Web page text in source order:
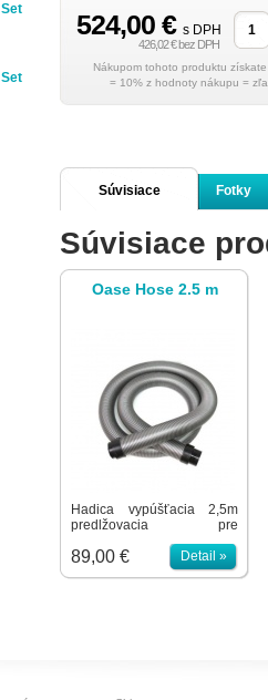
524,00 € s DPH
426,02 € bez DPH
= 10% z hodnoty nákupu =
Súvisiace
produkty
Fotky
Súvisiace
Oase Hose 2.5 m
Hadica vypúšťacia 2,5m
predlžovacia pre
89,00 € Detail »